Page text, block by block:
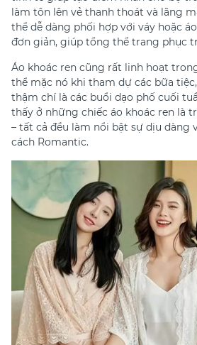
làm tôn lên vẻ thanh thoát và lãng
thể dễ dàng phối hợp với váy hoặc
đơn giản, giúp tổng thể trang phục
Áo khoác ren cũng rất linh hoạt
thể mặc nó khi tham dự các bữa
thậm chí là các buổi dạo phố cuối
thấy ở những chiếc áo khoác ren là
– tất cả đều làm nổi bật sự dịu dàng
cách Romantic.